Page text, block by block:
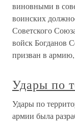
виновными в
воинских
Советского
войск Богданов
призван в
Удары по
Удары по
армии была